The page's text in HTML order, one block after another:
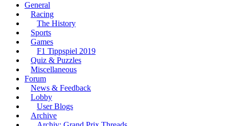
General
Racing
The History
Sports
Games
F1 Tippspiel 2019
Quiz & Puzzles
Miscellaneous
Forum
News & Feedback
Lobby
User Blogs
Archive